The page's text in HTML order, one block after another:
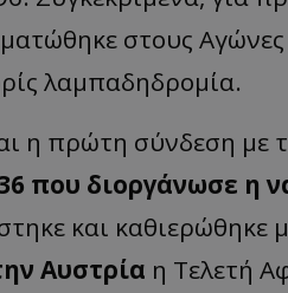
στους
λαμπαδηδρομία.
η πρώτη σύνδεση με
που διοργάνωσε η
και καθιερώθηκε
Αυστρία η Τελετή